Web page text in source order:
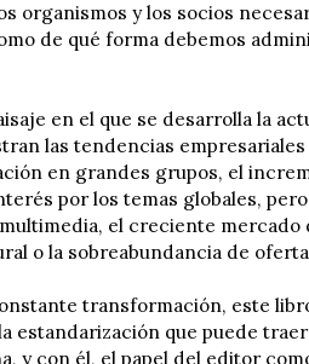
organismos y los socios
de qué forma debemos
en el que se desarrolla la
las tendencias
en grandes grupos, el
por los temas globales,
el creciente
o la sobreabundancia de
transformación, este
estandarización que puede
y con él, el papel del editor